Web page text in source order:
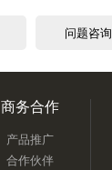
问题咨询
商务合作
产品推广
合作伙伴